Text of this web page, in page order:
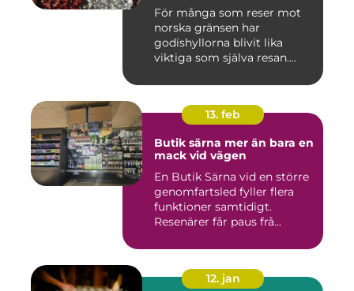
För många som reser mot
norska gränsen har
godishyllorna blivit lika
viktiga som själva resan.
13. feb
Butik särna mer än bara en
mack vid vägen
En Butik Särna vid en större
genomfartsled fyller flera
funktioner samtidigt.
Resenärer får paus frå...
12. jan